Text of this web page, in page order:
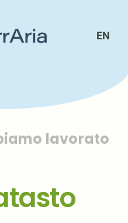
EN
lavorato